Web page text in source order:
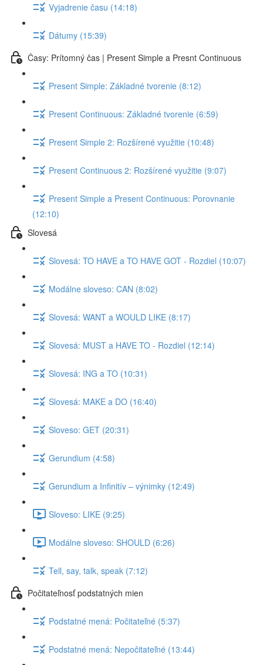
Vyjadrenie času (14:18)
Dátumy (15:39)
Časy: Prítomný čas | Present Simple a Presnt Continuous
Present Simple: Základné tvorenie (8:12)
Present Continuous: Základné tvorenie (6:59)
Present Simple 2: Rozšírené využitie (10:48)
Present Continuous 2: Rozšírené využitie (9:07)
Present Simple a Present Continuous: Porovnanie
(12:10)
Slovesá
Slovesá: TO HAVE a TO HAVE GOT - Rozdiel (10:07)
Modálne sloveso: CAN (8:02)
Slovesá: WANT a WOULD LIKE (8:17)
Slovesá: MUST a HAVE TO - Rozdiel (12:14)
Slovesá: ING a TO (10:31)
Slovesá: MAKE a DO (16:40)
Sloveso: GET (20:31)
Gerundium (4:58)
Gerundium a Infinitív – výnimky (12:49)
Sloveso: LIKE (9:25)
Modálne sloveso: SHOULD (6:26)
Tell, say, talk, speak (7:12)
Počitateľnosť podstatných mien
Podstatné mená: Počitateľné (5:37)
Podstatné mená: Nepočitateľné (13:44)